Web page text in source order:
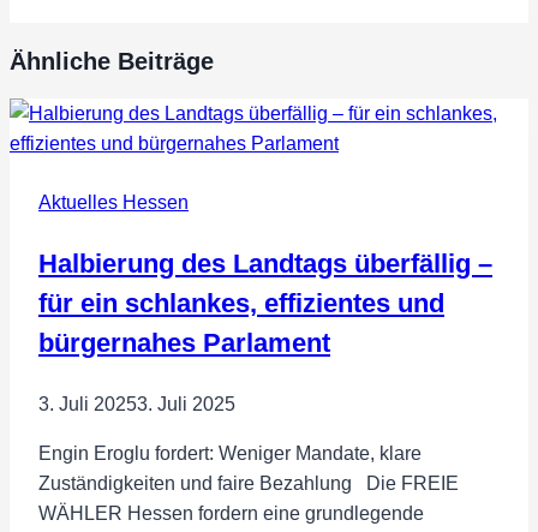
Ähnliche Beiträge
Aktuelles Hessen
Halbierung des Landtags überfällig –
für ein schlankes, effizientes und
bürgernahes Parlament
3. Juli 20253. Juli 2025
Engin Eroglu fordert: Weniger Mandate, klare
Zuständigkeiten und faire Bezahlung Die FREIE
WÄHLER Hessen fordern eine grundlegende